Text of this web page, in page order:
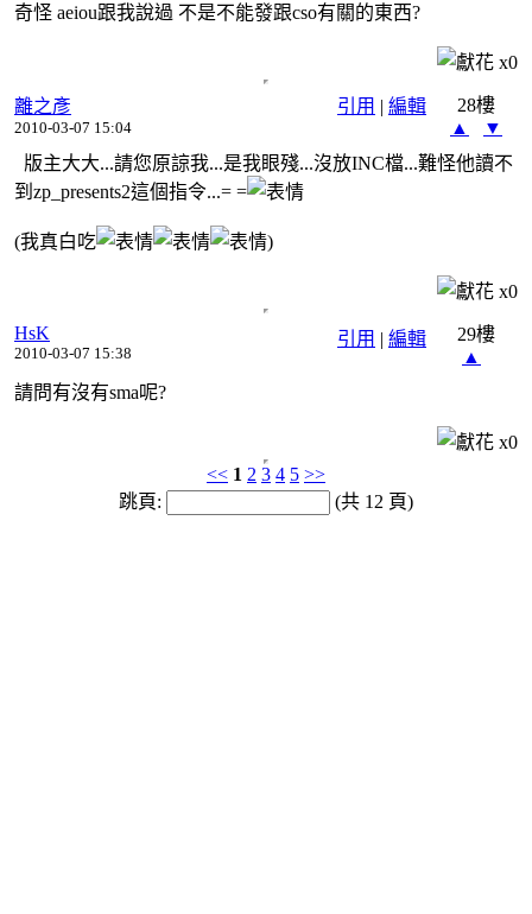
奇怪 aeiou跟我說過 不是不能發跟cso有關的東西?
x0
引用 | 編輯
離之彥
2010-03-07 15:04
28樓
▲
▼
版主大大...請您原諒我...是我眼殘...沒放INC檔...難怪他讀不
到zp_presents2這個指令...= =
(我真白吃 )
x0
引用 | 編輯
HsK
2010-03-07 15:38
29樓
▲
請問有沒有sma呢?
x0
<< 1 2 3 4 5 >>
跳頁:
(共 12 頁)